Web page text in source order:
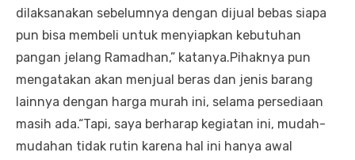
dilaksanakan sebelumnya dengan dijual bebas siapa
pun bisa membeli untuk menyiapkan kebutuhan
pangan jelang Ramadhan,” katanya.Pihaknya pun
mengatakan akan menjual beras dan jenis barang
lainnya dengan harga murah ini, selama persediaan
masih ada.“Tapi, saya berharap kegiatan ini, mudah-
mudahan tidak rutin karena hal ini hanya awal